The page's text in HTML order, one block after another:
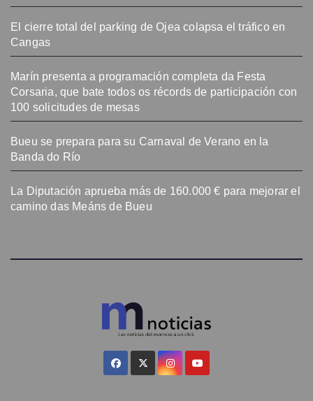
El cierre total del parking de Ojea colapsa el tráfico en
Cangas
Marín presenta a programación completa da Festa
Corsaria, que bate todos os récords de participación con
100 solicitudes de mesas
Bueu se prepara para su Carnaval de Verano en la
Banda do Río
La Diputación aprueba más de 160.000 € para mejorar el
camino das Meáns de Bueu